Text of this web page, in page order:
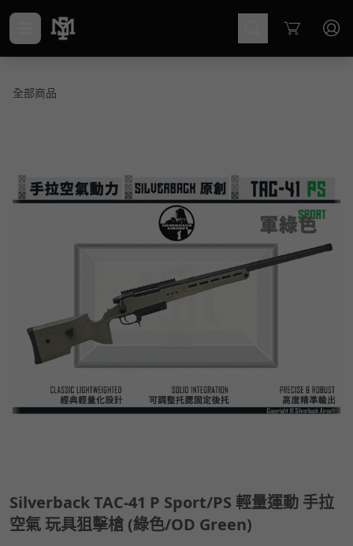
Cart
全部商品
Silverback TAC-41 P Sport/PS 輕量運動 手拉
空氣 玩具狙擊槍 (綠色/OD Green)